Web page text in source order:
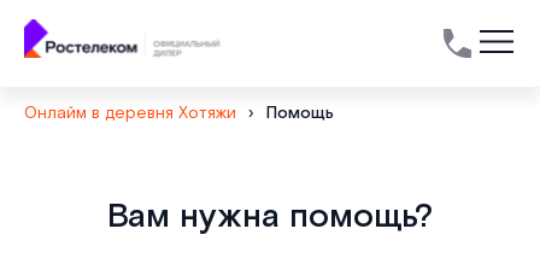
Онлайм в деревня Хотяжи › Помощь
Вам нужна помощь?